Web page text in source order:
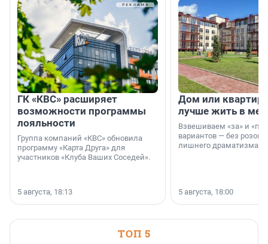
ГК «КВС» расширяет
возможности программы
лояльности
Группа компаний «КВС» обновила
программу «Карта Друга» для
участников «Клуба Ваших Соседей».
5 августа, 18:13
Дом или
лучше жить в
Взвешиваем «за» и
вариантов — без
лишнего драматизма.
5 августа, 18:00
ТОП 5